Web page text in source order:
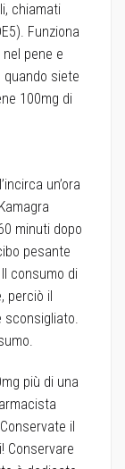
chiamati
Funziona
pene e
quando siete
100mg di
un’ora
minuti dopo
pesante
consumo di
perciò il
sconsigliato.
più di una
il
Conservare